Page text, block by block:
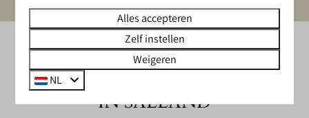
ONTDEK DE OMGEVING
VAN ONS BUNGALOWPARK
IN SALLAND
Alles accepteren
Zelf instellen
Weigeren
NL